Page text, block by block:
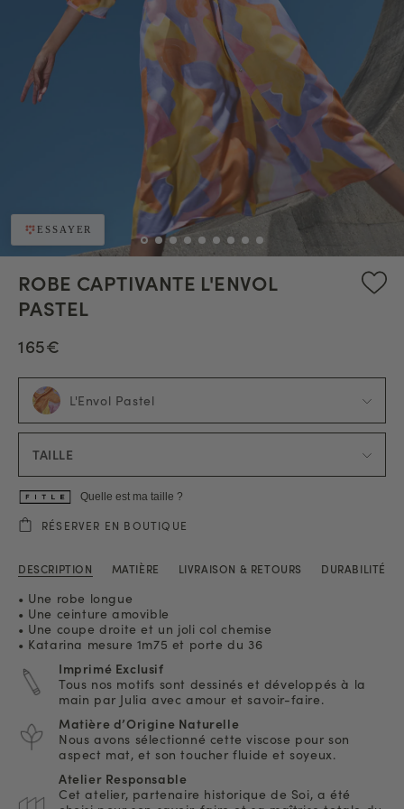
ESSAYER
ROBE CAPTIVANTE L'ENVOL
PASTEL
165€
L'Envol Pastel
TAILLE
Quelle est ma taille ?
RÉSERVER EN BOUTIQUE
DESCRIPTION MATIÈRE LIVRAISON & RETOURS DURABILITÉ
• Une robe longue
• Une ceinture amovible
• Une coupe droite et un joli col chemise
• Katarina mesure 1m75 et porte du 36
Imprimé Exclusif
Tous nos motifs sont dessinés et développés à la
main par Julia avec amour et savoir-faire.
Matière d’Origine Naturelle
Nous avons sélectionné cette viscose pour son
aspect mat, et son toucher fluide et soyeux.
Atelier Responsable
Cet atelier, partenaire historique de Soi, a été